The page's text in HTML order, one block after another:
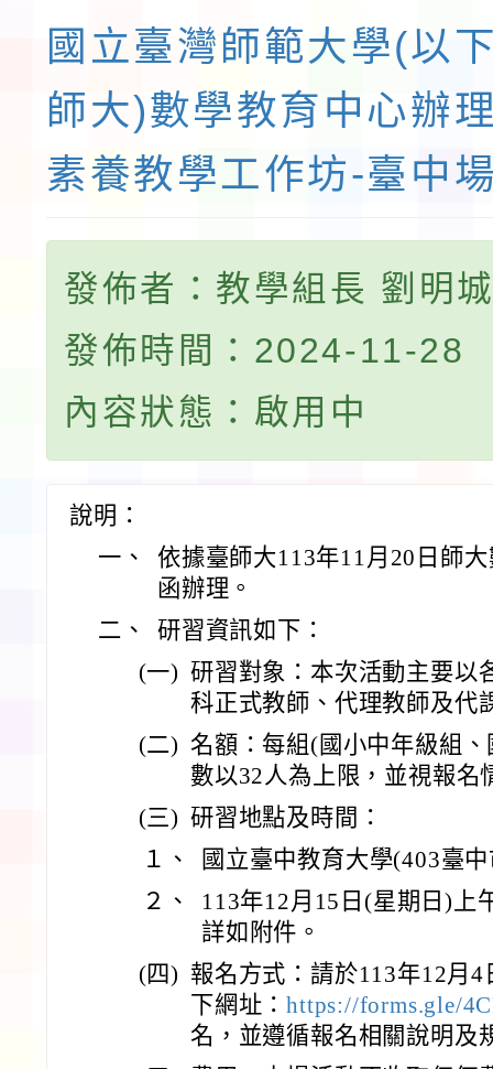
國立臺灣師範大學(以
師大)數學教育中心辦
素養教學工作坊-臺中
發佈者：教學組長 劉明
發佈時間：2024-11-28
內容狀態：啟用中
說明：
一、
依據臺師大113年11月20日師
函辦理。
二、
研習資訊如下：
(一) 研習對象：本次活動主要以
科正式教師、代理教師及代
(二) 名額：每組(國小中年級組
數以32人為上限，並視報名
(三) 研習地點及時間：
１、
國立臺中教育大學(403臺
２、
113年12月15日(星期日)上
詳如附件。
(四) 報名方式：請於113年12月
下網址：https://forms.gle/
名，並遵循報名相關說明及